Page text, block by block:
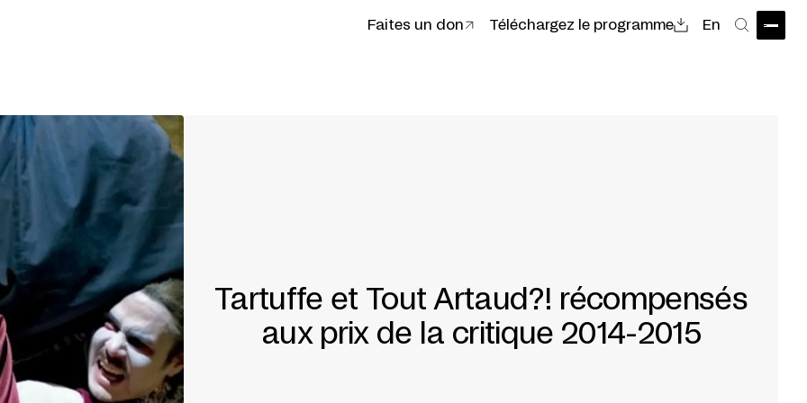
Faites un don Téléchargez le programme En
Tartuffe et Tout Artaud?! récompensés
aux prix de la critique 2014-2015